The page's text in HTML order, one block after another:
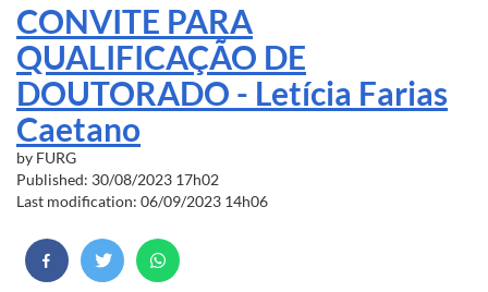
CONVITE PARA
QUALIFICAÇÃO DE
DOUTORADO - Letícia Farias
Caetano
by FURG
Published: 30/08/2023 17h02
Last modification: 06/09/2023 14h06